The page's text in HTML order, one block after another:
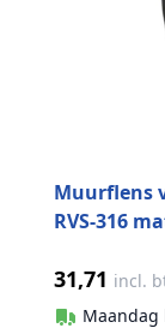
Muurflens
RVS-316
31,71 incl.
Maandag